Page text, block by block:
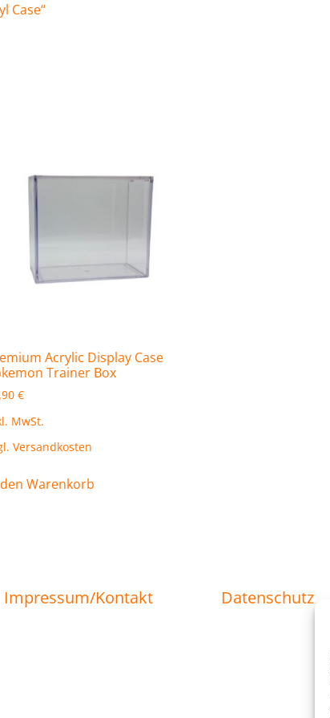
Case“
Acrylic Display Case
Trainer Box
€
MwSt.
Versandkosten
Warenkorb
Impressum/Kontakt Datenschutz